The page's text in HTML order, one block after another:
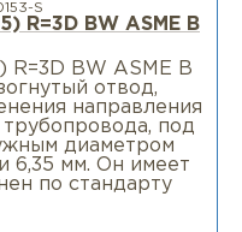
S
R=3D BW ASME B
R=3D BW ASME B
отвод,
направления
под
диаметром
6,35 мм. Он имеет
по стандарту